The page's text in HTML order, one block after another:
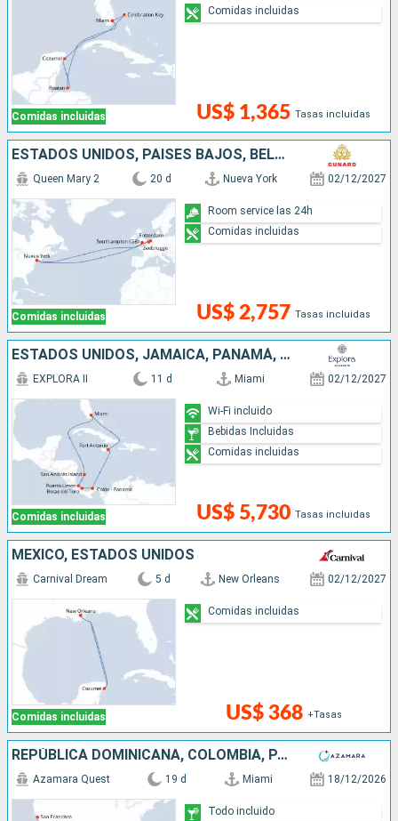
Comidas incluidas US$ 1,365 Tasas incluidas
Comidas incluidas
ESTADOS UNIDOS, PAISES BAJOS, BÉLGICA, REINO UNIDO
Comidas incluidas
Queen Mary 2 20 d Nueva York 02/12/2027
US$ 2,757 Tasas incluidas
Room service las 24h
Comidas incluidas
ESTADOS UNIDOS, JAMAICA, PANAMÁ, COSTA RICA, COLOMBIA
Comidas incluidas
EXPLORA II 11 d Miami 02/12/2027
US$ 5,730 Tasas incluidas
Wi-Fi incluido
Bebidas Incluidas
Comidas incluidas
MÉXICO, ESTADOS UNIDOS
Comidas incluidas
Carnival Dream 5 d New Orleans 02/12/2027
US$ 368 +Tasas
Comidas incluidas
REPÚBLICA DOMINICANA, COLOMBIA, PANAMÁ, COSTA RICA, GUATEMALA, MÉXICO, ESTADOS UNIDOS
Azamara Quest 19 d Miami 18/12/2026
Todo incluido